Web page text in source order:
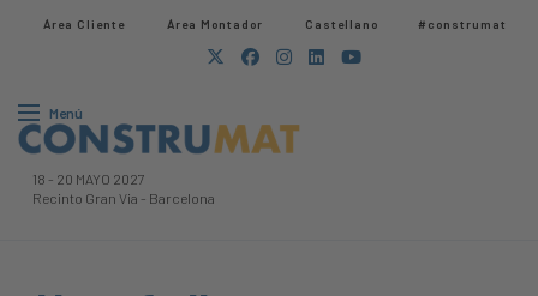
Área Cliente Área Montador Castellano #construmat
Menú
18 - 20 MAYO 2027
Recinto Gran Via - Barcelona